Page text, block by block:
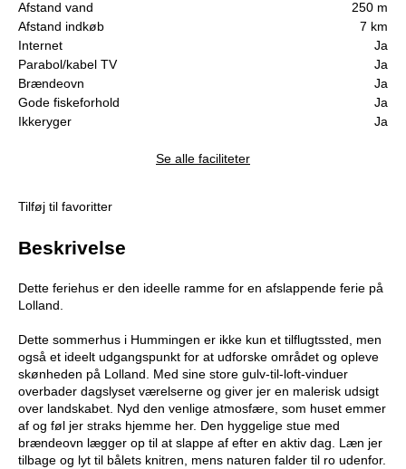
Afstand vand
250 m
Afstand indkøb
7 km
Internet
Ja
Parabol/kabel TV
Ja
Brændeovn
Ja
Gode fiskeforhold
Ja
Ikkeryger
Ja
Se alle faciliteter
Tilføj til favoritter
Beskrivelse
Dette feriehus er den ideelle ramme for en afslappende ferie på
Lolland.
Dette sommerhus i Hummingen er ikke kun et tilflugtssted, men
også et ideelt udgangspunkt for at udforske området og opleve
skønheden på Lolland. Med sine store gulv-til-loft-vinduer
overbader dagslyset værelserne og giver jer en malerisk udsigt
over landskabet. Nyd den venlige atmosfære, som huset emmer
af og føl jer straks hjemme her. Den hyggelige stue med
brændeovn lægger op til at slappe af efter en aktiv dag. Læn jer
tilbage og lyt til bålets knitren, mens naturen falder til ro udenfor.